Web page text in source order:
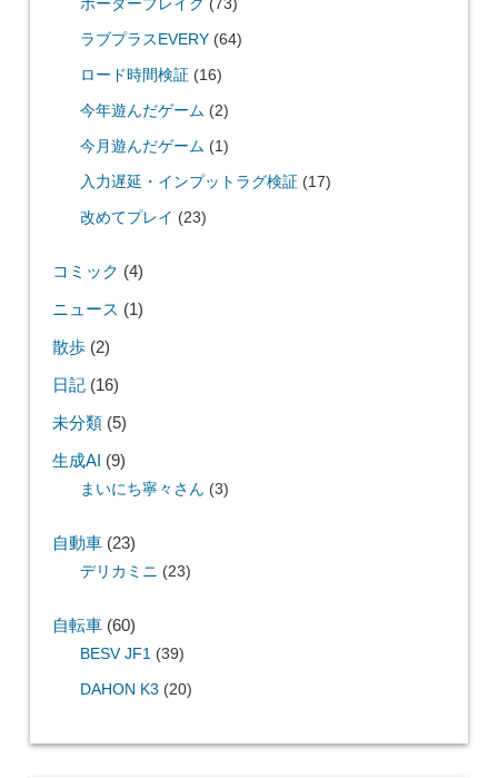
ボーダーブレイク (73)
ラブプラスEVERY(64)
ロード時間検証 (16)
今年遊んだゲーム (2)
今月遊んだゲーム (1)
入力遅延・インプットラグ検証 (17)
改めてプレイ (23)
コミック (4)
ニュース (1)
散歩(2)
日記(16)
未分類(5)
生成AI (9)
まいにち寧々さん (3)
自動車(23)
デリカミニ (23)
自転車(60)
BESV JF1(39)
DAHON K3 (20)